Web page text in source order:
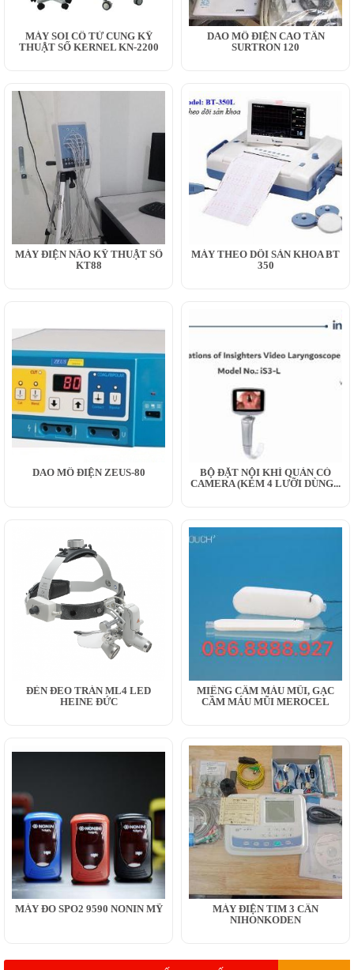
MÁY SOI CỔ TỬ CUNG KỸ
THUẬT SỐ KERNEL KN-2200
DAO MỔ ĐIỆN CAO TẦN
SURTRON 120
MÁY ĐIỆN NÃO KỸ THUẬT SỐ
KT88
MÁY THEO DÕI SẢN KHOA BT
350
DAO MỔ ĐIỆN ZEUS-80
BỘ ĐẶT NỘI KHÍ QUẢN CÓ
CAMERA (KÈM 4 LƯỠI DÙNG...
ĐÈN ĐEO TRÁN ML4 LED
HEINE ĐỨC
MIẾNG CẦM MÁU MŨI, GẠC
CẦM MÁU MŨI MEROCEL
MÁY ĐO SPO2 9590 NONIN MỸ
MÁY ĐIỆN TIM 3 CẦN
NIHONKODEN